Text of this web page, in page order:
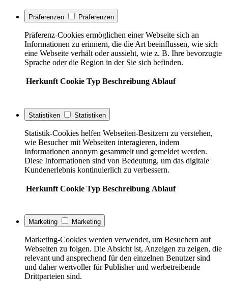
Präferenzen Präferenzen
Präferenz-Cookies ermöglichen einer Webseite sich an
Informationen zu erinnern, die die Art beeinflussen, wie sich
eine Webseite verhält oder aussieht, wie z. B. Ihre bevorzugte
Sprache oder die Region in der Sie sich befinden.
Herkunft Cookie Typ Beschreibung Ablauf
Statistiken Statistiken
Statistik-Cookies helfen Webseiten-Besitzern zu verstehen,
wie Besucher mit Webseiten interagieren, indem
Informationen anonym gesammelt und gemeldet werden.
Diese Informationen sind von Bedeutung, um das digitale
Kundenerlebnis kontinuierlich zu verbessern.
Herkunft Cookie Typ Beschreibung Ablauf
Marketing Marketing
Marketing-Cookies werden verwendet, um Besuchern auf
Webseiten zu folgen. Die Absicht ist, Anzeigen zu zeigen, die
relevant und ansprechend für den einzelnen Benutzer sind
und daher wertvoller für Publisher und werbetreibende
Drittparteien sind.